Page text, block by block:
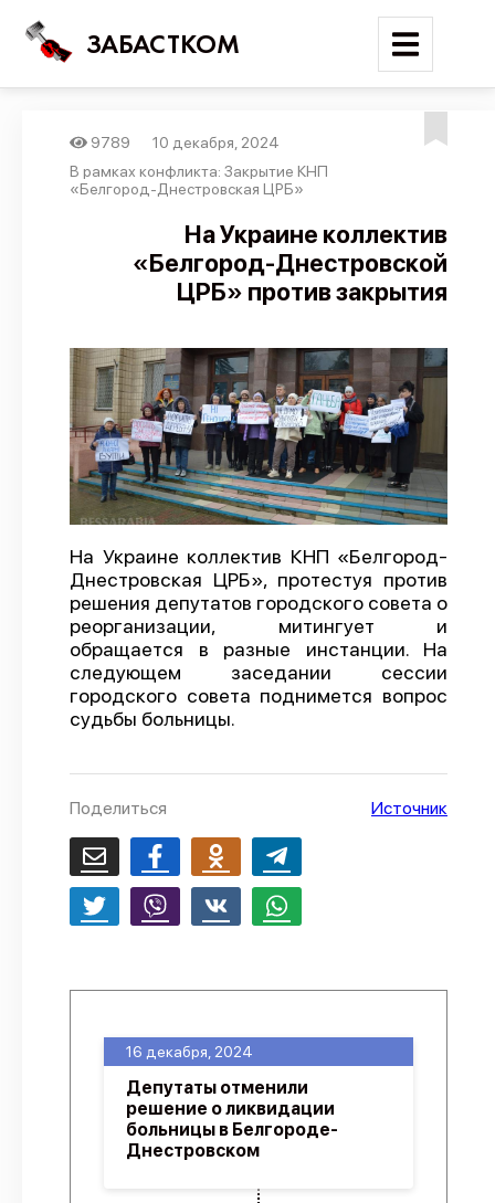
ЗАБАСТКОМ
Войти
Поиск
Новости
Карта событий
Отчеты
Предложить публикацию
Справочник
API
О проекте
Политика конфиденциальности
9789
10 декабря, 2024
В рамках конфликта: Закрытие КНП
«Белгород-Днестровская ЦРБ»
На Украине коллектив
«Белгород-Днестровской
ЦРБ» против закрытия
На Украине коллектив КНП «Белгород-
Днестровская ЦРБ», протестуя против
решения депутатов городского совета о
реорганизации, митингует и
обращается в разные инстанции. На
следующем заседании сессии
городского совета поднимется вопрос
судьбы больницы.
Поделиться Источник
16 декабря, 2024
Депутаты отменили
решение о ликвидации
больницы в Белгороде-
Днестровском